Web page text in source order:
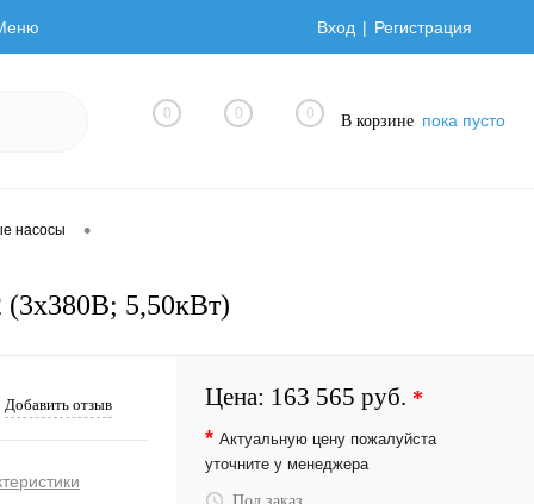
Вход Регистрация
0 0 0 В корзине пока пусто
насосы •
5,50кВт)
Добавить отзыв Цена: 163 565 руб. *
* Актуальную цену пожалуйста
уточните у менеджера